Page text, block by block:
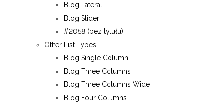
Blog Lateral
Blog Slider
#2058 (bez tytułu)
Other List Types
Blog Single Column
Blog Three Columns
Blog Three Columns Wide
Blog Four Columns